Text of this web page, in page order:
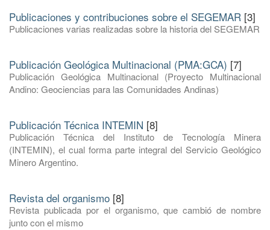
Publicaciones y contribuciones sobre el SEGEMAR [3]
Publicaciones varias realizadas sobre la historia del SEGEMAR
Publicación Geológica Multinacional (PMA:GCA) [7]
Publicación Geológica Multinacional (Proyecto Multinacional
Andino: Geociencias para las Comunidades Andinas)
Publicación Técnica INTEMIN [8]
Publicación Técnica del Instituto de Tecnología Minera
(INTEMIN), el cual forma parte integral del Servicio Geológico
Minero Argentino.
Revista del organismo [8]
Revista publicada por el organismo, que cambió de nombre
junto con el mismo